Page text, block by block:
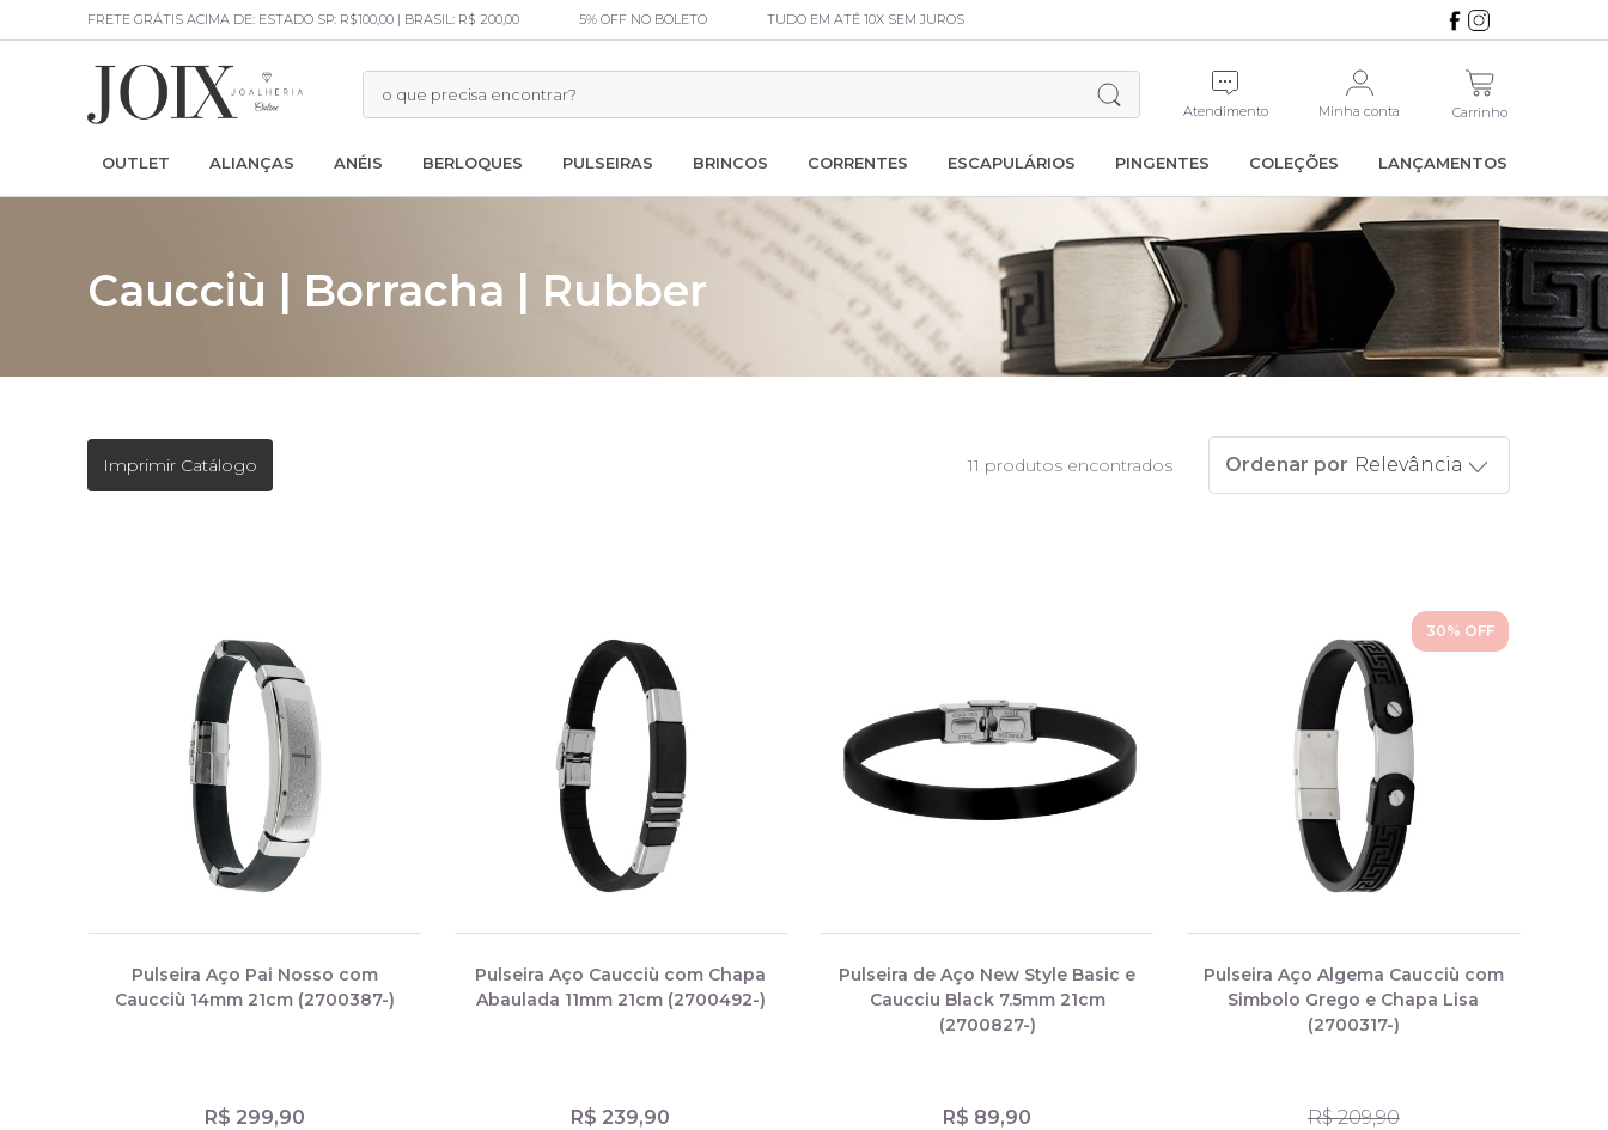
FRETE GRÁTIS ACIMA DE: ESTADO SP: R$100,00 | BRASIL: R$ 200,00 5% OFF NO BOLETO TUDO EM ATÉ 10X SEM JUROS
Atendimento Minha conta Carrinho
OUTLET ALIANÇAS ANÉIS BERLOQUES PULSEIRAS BRINCOS CORRENTES ESCAPULÁRIOS PINGENTES COLEÇÕES LANÇAMENTOS
Caucciù | Borracha | Rubber
Imprimir Catálogo 11 produtos encontrados Ordenar por Relevância
Pulseira Aço Pai Nosso com
Caucciù 14mm 21cm (2700387-)
R$ 299,90
Pulseira Aço Caucciù com Chapa
Abaulada 11mm 21cm (2700492-)
R$ 239,90
Pulseira de Aço New Style Basic e
Caucciu Black 7.5mm 21cm
(2700827-)
R$ 89,90
30% OFF
Pulseira Aço Algema Caucciù com
Simbolo Grego e Chapa Lisa
(2700317-)
R$ 209,90